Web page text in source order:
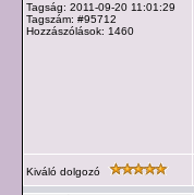
Tagság: 2011-09-20 11:01:29
Tagszám: #95712
Hozzászólások: 1460
Kiváló dolgozó